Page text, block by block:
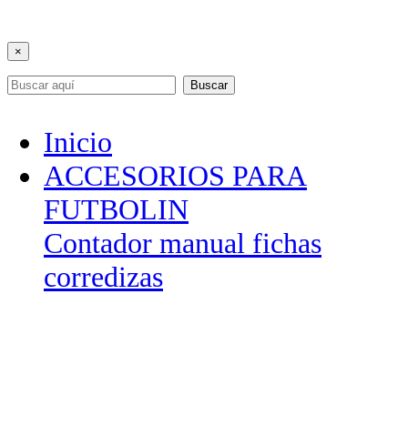
×
Buscar
Inicio
ACCESORIOS PARA
FUTBOLIN
Contador manual fichas
corredizas